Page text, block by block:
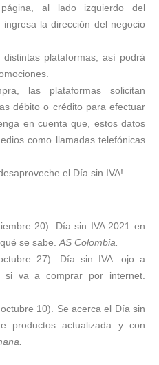
al lado izquierdo del
la dirección del negocio
plataformas, así podrá
las plataformas solicitan
débito o crédito para efectuar
en cuenta que, estos datos
como llamadas telefónicas
el Día sin IVA!
20). Día sin IVA 2021 en
se sabe. AS Colombia.
27). Día sin IVA: ojo a
si va a comprar por internet.
10). Se acerca el Día sin
productos actualizada y con